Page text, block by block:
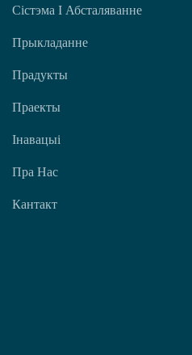
Сістэма І Абсталяванне
Прыкладанне
Прадукты
Праекты
Інавацыі
Пра Нас
Кантакт